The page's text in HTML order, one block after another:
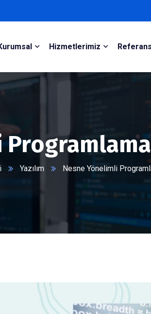
Hizmetlerimiz
Yazılım Nesne Yönelimli